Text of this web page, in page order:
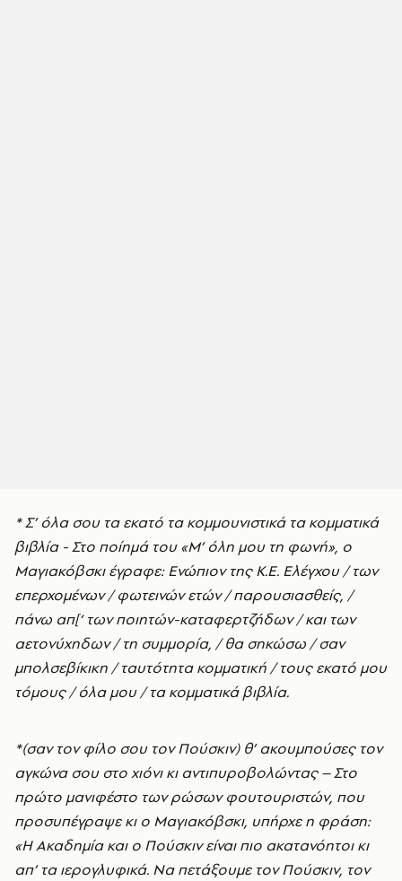
* Σ’ όλα σου τα εκατό τα κομμουνιστικά τα κομματικά
βιβλία - Στο ποίημά του «Μ’ όλη μου τη φωνή», ο
Μαγιακόβσκι έγραφε: Ενώπιον της Κ.Ε. Ελέγχου / των
επερχομένων / φωτεινών ετών / παρουσιασθείς, /
πάνω απ[‘ των ποιητών-καταφερτζήδων / και των
αετονύχηδων / τη συμμορία, / θα σηκώσω / σαν
μπολσεβίκικη / ταυτότητα κομματική / τους εκατό μου
τόμους / όλα μου / τα κομματικά βιβλία.
*(σαν τον φίλο σου τον Πούσκιν) θ’ ακουμπούσες τον
αγκώνα σου στο χιόνι κι αντιπυροβολώντας – Στο
πρώτο μανιφέστο των ρώσων φουτουριστών, που
προσυπέγραψε κι ο Μαγιακόβσκι, υπήρχε η φράση:
«Η Ακαδημία και ο Πούσκιν είναι πιο ακατανόητοι κι
απ’ τα ιερογλυφικά. Να πετάξουμε τον Πούσκιν, τον